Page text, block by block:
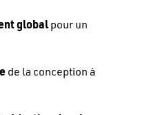
globalpour un
de la conception à